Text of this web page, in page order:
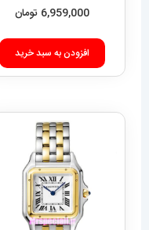
DATEJUST
6,959,000 تومان
افزودن به سبد خرید